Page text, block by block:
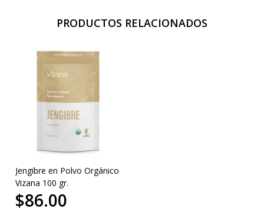
PRODUCTOS RELACIONADOS
Jengibre en Polvo Orgánico
Vizana 100 gr.
$86.00